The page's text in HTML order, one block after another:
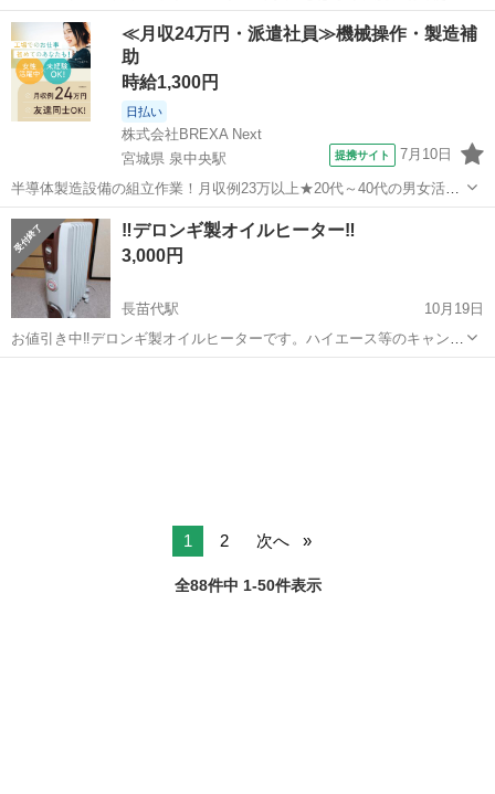
ていましたが、使わなくなりしまっておりました。 購入当時は２万５
千円ほどしたと思います。 温度設定で温かさが設定できて、色々な機
能がついており、小さなお子...
青森 八戸市 本八戸駅 季節、空調家電 Eureks
≪月収24万円・派遣社員≫機械操作・製造補
助
時給1,300円
日払い
株式会社BREXA Next
宮城県 泉中央駅
提携サイト 7月10日
半導体製造設備の組立作業！月収例23万以上★20代～40代の男女活躍
中中！社会保険完備！送迎あり！◎マイカー通勤OK＆無料駐車場完
備！作業着無償貸与◎食堂利用可★《宮城県黒川郡大和町》 人気の工
場のお仕事 ◇半導体製造設備...
宮城 泉中央駅 その他
‼️デロンギ製オイルヒーター‼️
3,000円
長苗代駅
10月19日
お値引き中‼️デロンギ製オイルヒーターです。ハイエース等のキャンピ
ングカーでポータブル電源を使用しての暖房に如何でしょうか？勿論
1 2 次へ
全88件中 1-50件表示